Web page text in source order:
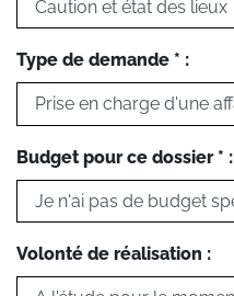
Type de demande * :
Budget pour ce dossier * :
Volonté de réalisation :